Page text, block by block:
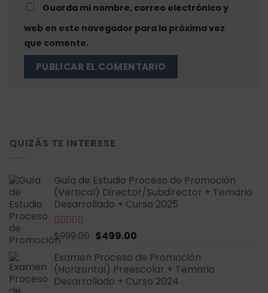
Guarda mi nombre, correo electrónico y
web en este navegador para la próxima vez
que comente.
QUIZÁS TE INTERESE
Guía de Estudio Proceso de Promoción
(Vertical) Director/Subdirector + Temario
Desarrollado + Curso 2025
Valorado
con
5
$999.00 El
original
era:
$999.00.
$499.00El
actual
es:
$499.00.
Examen Proceso de Promoción
(Horizontal) Preescolar + Temario
Desarrollado + Curso 2024